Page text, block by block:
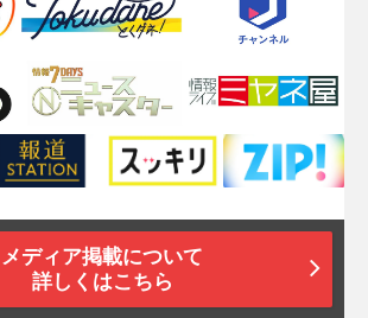
メディア掲載について
詳しくはこちら